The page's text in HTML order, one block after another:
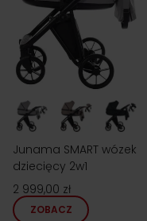
Junama SMART wózek
dziecięcy 2w1
2 999,00 zł
ZOBACZ